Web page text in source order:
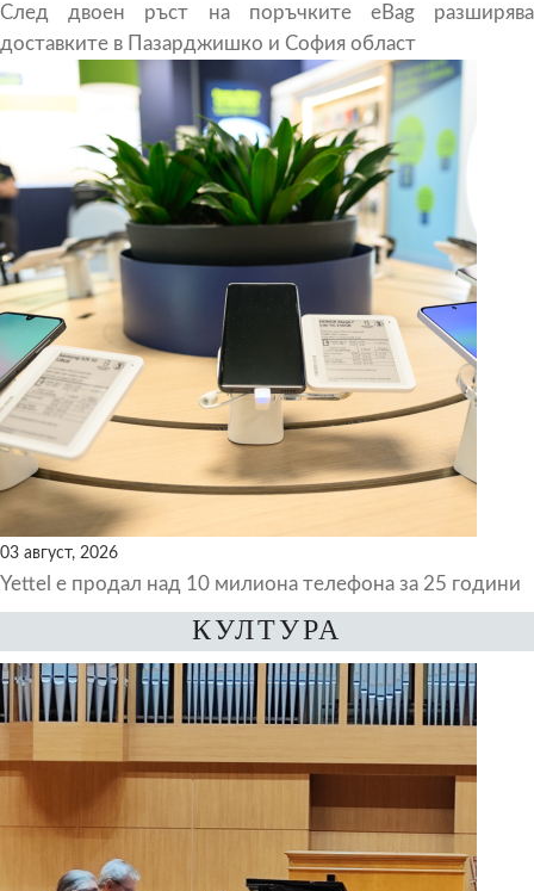
След двоен ръст на поръчките eBag разширява
доставките в Пазарджишко и София област
03 август, 2026
Yettel е продал над 10 милиона телефона за 25 години
КУЛТУРА